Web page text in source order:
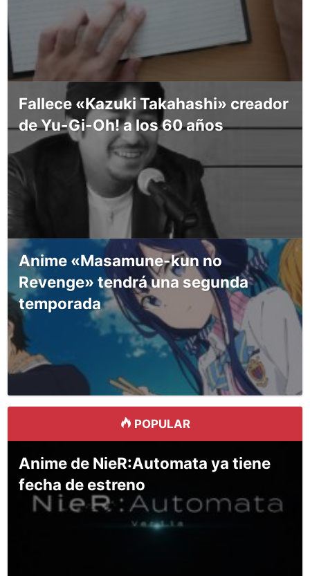
Fallece «Kazuki Takahashi» creador
de Yu-Gi-Oh! a los 60 años
Anime «Masamune-kun no
Revenge» tendrá una segunda
temporada
POPULAR
Anime de NieR:Automata ya tiene
fecha de estreno